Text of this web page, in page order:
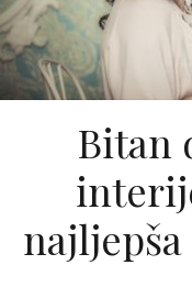
Bitan